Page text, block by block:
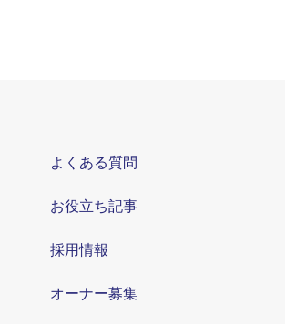
よくある質問
お役立ち記事
採用情報
オーナー募集